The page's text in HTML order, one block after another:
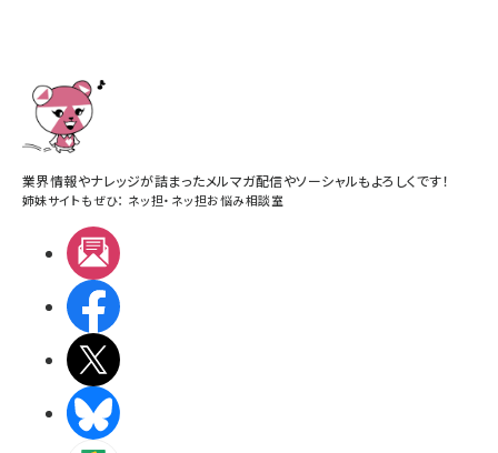
業界情報やナレッジが詰まったメルマガ配信やソーシャルもよろしくです！
姉妹サイトもぜひ： ネッ担・ ネッ担お悩み相談室